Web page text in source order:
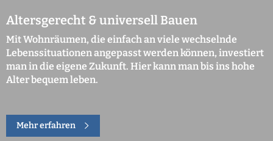
Altersgerecht & universell Bauen
Mit Wohnräumen, die einfach an viele wechselnde
Lebenssituationen angepasst werden können, investiert
man in die eigene Zukunft. Hier kann man bis ins hohe
Alter bequem leben.
Mehr erfahren